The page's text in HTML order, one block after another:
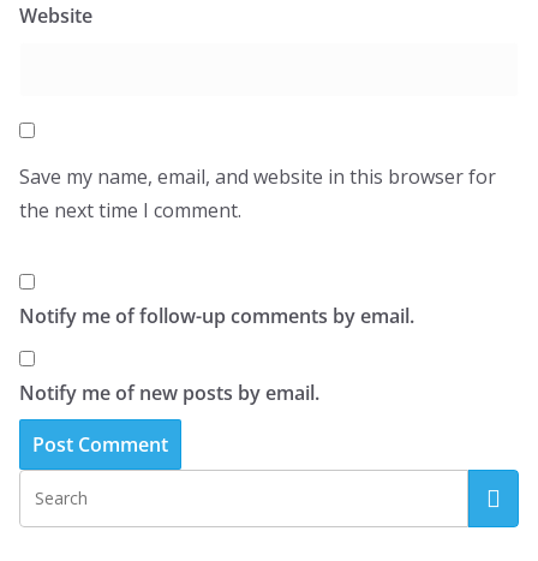
Website
Save my name, email, and website in this browser for
the next time I comment.
Notify me of follow-up comments by email.
Notify me of new posts by email.